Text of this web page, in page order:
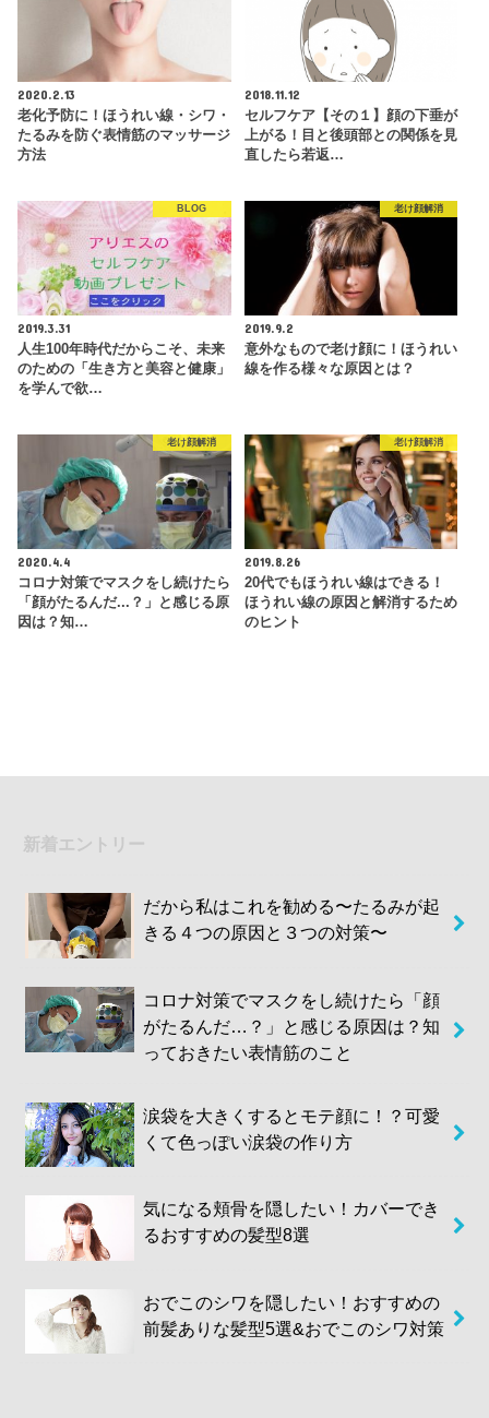
2020.2.13
老化予防に！ほうれい線・シワ・
たるみを防ぐ表情筋のマッサージ
方法
2018.11.12
セルフケア【その１】顔の下垂が
上がる！目と後頭部との関係を見
直したら若返…
BLOG
2019.3.31
人生100年時代だからこそ、未来
のための「生き方と美容と健康」
を学んで欲…
老け顔解消
2019.9.2
意外なもので老け顔に！ほうれい
線を作る様々な原因とは？
老け顔解消
2020.4.4
コロナ対策でマスクをし続けたら
「顔がたるんだ...？」と感じる原
因は？知…
老け顔解消
2019.8.26
20代でもほうれい線はできる！
ほうれい線の原因と解消するため
のヒント
新着エントリー
だから私はこれを勧める〜たるみが起
きる４つの原因と３つの対策〜
コロナ対策でマスクをし続けたら「顔
がたるんだ…？」と感じる原因は？知
っておきたい表情筋のこと
涙袋を大きくするとモテ顔に！？可愛
くて色っぽい涙袋の作り方
気になる頬骨を隠したい！カバーでき
るおすすめの髪型8選
おでこのシワを隠したい！おすすめの
前髪ありな髪型5選&おでこのシワ対策